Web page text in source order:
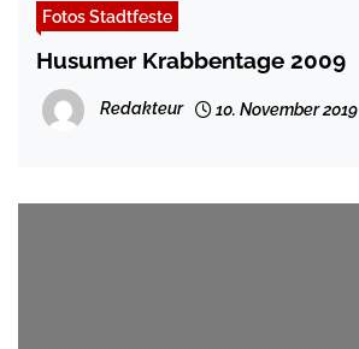
Fotos Stadtfeste
Husumer Krabbentage 2009
Redakteur 10. November 2019